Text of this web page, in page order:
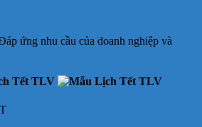
ứng nhu cầu của doanh nghiệp và